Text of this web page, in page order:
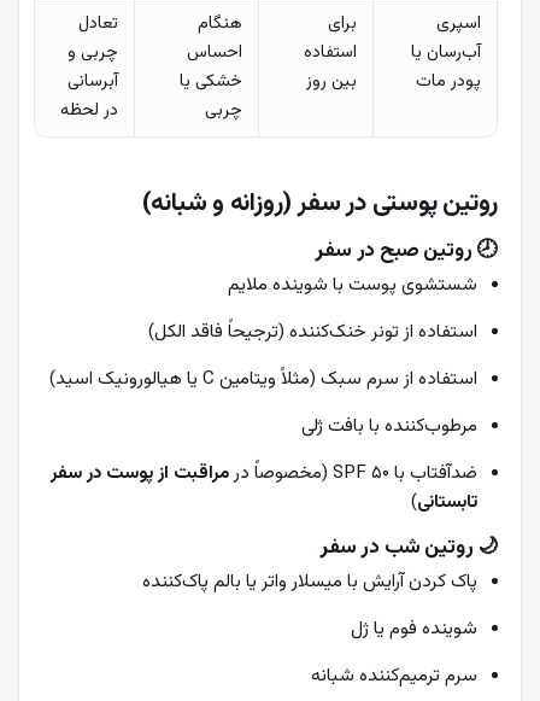
اسپری
آب‌رسان یا
پودر مات
برای
استفاده
بین روز
هنگام
احساس
خشکی یا
چربی
تعادل
چربی و
آبرسانی
در لحظه
روتین پوستی در سفر (روزانه و شبانه)
🕗روتین صبح در سفر
شستشوی پوست با شوینده ملایم
استفاده از تونر خنک‌کننده (ترجیحاً فاقد الکل)
استفاده از سرم سبک (مثلاً ویتامین C یا هیالورونیک اسید)
مرطوب‌کننده با بافت ژلی
ضدآفتاب با SPF ۵۰ (مخصوصاً در
مراقبت از پوست در سفر
تابستانی)
🌙 روتین شب در سفر
پاک کردن آرایش با میسلار واتر یا بالم پاک‌کننده
شوینده فوم یا ژل
سرم ترمیم‌کننده شبانه